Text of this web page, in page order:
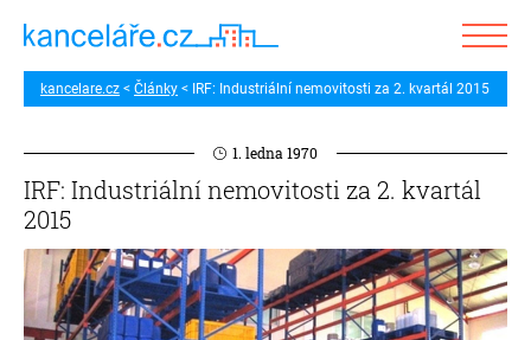
kancelare.cz Články IRF: Industriální nemovitosti za 2. kvartál 2015
1. ledna 1970
IRF: Industriální nemovitosti za 2. kvartál
2015